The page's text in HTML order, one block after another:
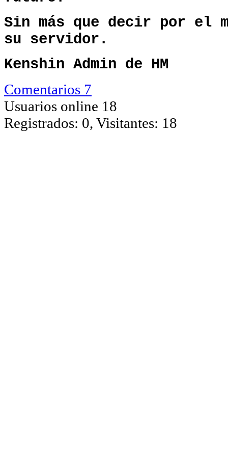
Sin más que decir por el
su servidor.
Kenshin Admin de HM
Comentarios 7
Usuarios online 18
Registrados: 0, Visitantes: 18